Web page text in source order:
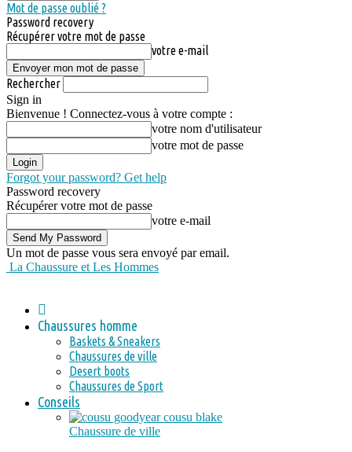
Mot de passe oublié ?
Password recovery
Récupérer votre mot de passe
votre e-mail
Rechercher
Sign in
Bienvenue ! Connectez-vous à votre compte :
votre nom d'utilisateur
votre mot de passe
Forgot your password? Get help
Password recovery
Récupérer votre mot de passe
votre e-mail
Un mot de passe vous sera envoyé par email.
La Chaussure et Les Hommes
Chaussures homme
Baskets & Sneakers
Chaussures de ville
Desert boots
Chaussures de Sport
Conseils
Chaussure de ville